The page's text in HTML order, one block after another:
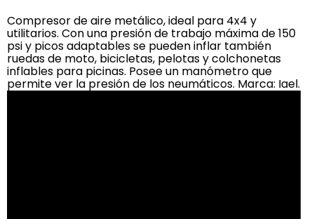
Compresor de aire metálico, ideal para 4x4 y
utilitarios. Con una presión de trabajo máxima de 150
psi y picos adaptables se pueden inflar también
ruedas de moto, bicicletas, pelotas y colchonetas
inflables para picinas. Posee un manómetro que
permite ver la presión de los neumáticos. Marca: Iael.